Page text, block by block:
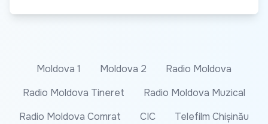
Moldova 1 Moldova 2
Radio Moldova
Radio Moldova Tineret
Radio Moldova Muzical
Radio Moldova Comrat
CIC
Telefilm Chișinău